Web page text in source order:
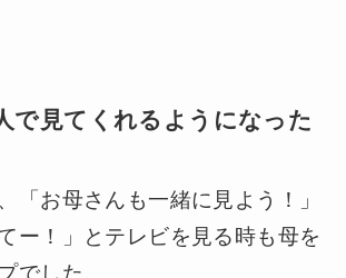
で見てくれるようになった
「お母さんも一緒に見よう！」
ー！」とテレビを見る時も母を